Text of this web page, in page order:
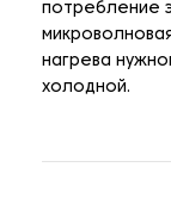
потребление
нагрева
холодной.